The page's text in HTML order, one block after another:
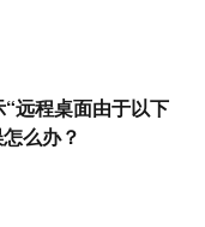
远程桌面由于以下
么办？